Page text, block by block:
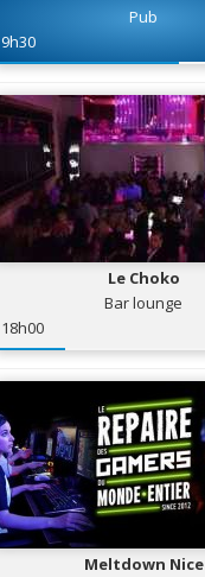
Pub
9h30
Le Choko
Bar lounge
18h00
Meltdown Nice